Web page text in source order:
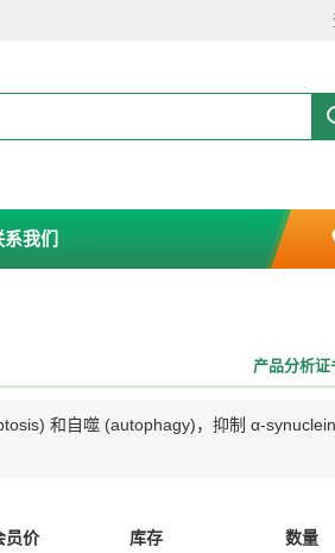
系我们
产品分析证
和自噬 (autophagy)，抑制 α-
员价 库存 数量